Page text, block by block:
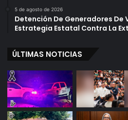
5 de agosto de 2026
Detención De Generadores De
Estrategia Estatal Contra La
ÚLTIMAS NOTICIAS